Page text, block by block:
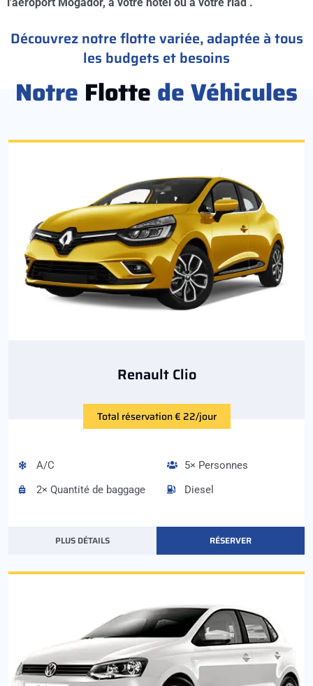
Découvrez notre flotte variée, adaptée à tous
les budgets et besoins
Notre Flotte de Véhicules
Renault Clio
Total réservation € 22/jour
A/C
2× Quantité de baggage
5× Personnes
Diesel
PLUS DÉTAILS RÉSERVER